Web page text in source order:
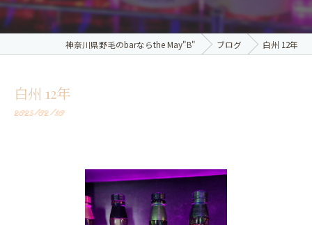
神奈川県野毛のbarならthe May"B" ブログ 白州 12年
白州 12年
2025/02/10